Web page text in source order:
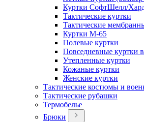
Куртки СофтШелл/
Тактические куртки
Тактические
Куртки М-65
Полевые куртки
Повседневные куртки
Утепленные куртки
Кожаные куртки
Женские куртки
Тактические костюмы и
Тактические рубашки
Термобелье
Брюки